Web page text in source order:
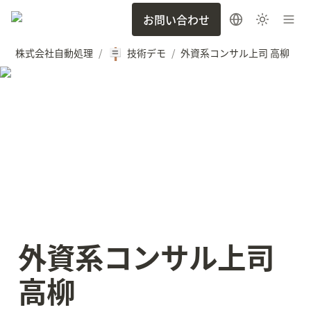
お問い合わせ
株式会社自動処理 / 🪧 技術デモ / 外資系コンサル上司 高柳
外資系コンサル上司
高柳